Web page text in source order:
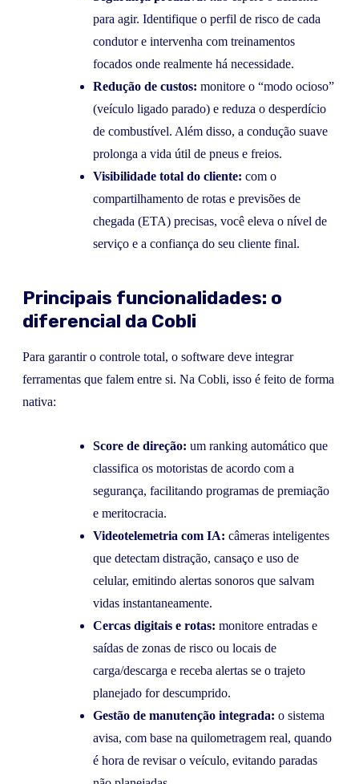
para agir. Identifique o perfil de risco de cada
condutor e intervenha com treinamentos
focados onde realmente há necessidade.
Redução de custos: monitore o “modo ocioso”
(veículo ligado parado) e reduza o desperdício
de combustível. Além disso, a condução suave
prolonga a vida útil de pneus e freios.
Visibilidade total do cliente: com o
compartilhamento de rotas e previsões de
chegada (ETA) precisas, você eleva o nível de
serviço e a confiança do seu cliente final.
Principais funcionalidades: o
diferencial da Cobli
Para garantir o controle total, o software deve integrar
ferramentas que falem entre si. Na Cobli, isso é feito de forma
nativa:
Score de direção: um ranking automático que
classifica os motoristas de acordo com a
segurança, facilitando programas de premiação
e meritocracia.
Videotelemetria com IA: câmeras inteligentes
que detectam distração, cansaço e uso de
celular, emitindo alertas sonoros que salvam
vidas instantaneamente.
Cercas digitais e rotas: monitore entradas e
saídas de zonas de risco ou locais de
carga/descarga e receba alertas se o trajeto
planejado for descumprido.
Gestão de manutenção integrada: o sistema
avisa, com base na quilometragem real, quando
é hora de revisar o veículo, evitando paradas